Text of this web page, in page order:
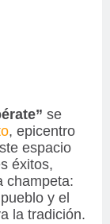
se
, epicentro
espacio
éxitos,
champeta:
y el
la tradición.